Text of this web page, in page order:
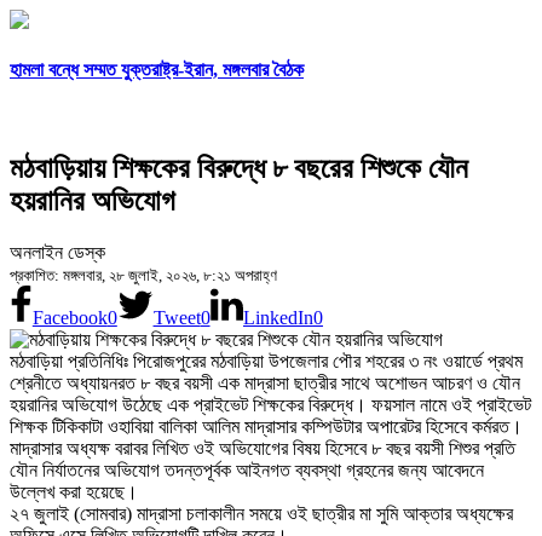
হামলা বন্ধে সম্মত যুক্তরাষ্ট্র-ইরান, মঙ্গলবার বৈঠক
মঠবাড়িয়ায় শিক্ষকের বিরুদ্ধে ৮ বছরের শিশুকে যৌন
হয়রানির অভিযোগ
অনলাইন ডেস্ক
প্রকাশিত: মঙ্গলবার, ২৮ জুলাই, ২০২৬, ৮:২১ অপরাহ্ণ
Facebook0 Tweet0 LinkedIn0
মঠবাড়িয়া প্রতিনিধিঃ পিরোজপুরের মঠবাড়িয়া উপজেলার পৌর শহরের ৩ নং ওয়ার্ডে প্রথম
শ্রেনীতে অধ্যায়নরত ৮ বছর বয়সী এক মাদ্রাসা ছাত্রীর সাথে অশোভন আচরণ ও যৌন
হয়রানির অভিযোগ উঠেছে এক প্রাইভেট শিক্ষকের বিরুদ্ধে। ফয়সাল নামে ওই প্রাইভেট
শিক্ষক টিকিকাটা ওহাবিয়া বালিকা আলিম মাদ্রাসার কম্পিউটার অপারেটর হিসেবে কর্মরত।
মাদ্রাসার অধ্যক্ষ বরাবর লিখিত ওই অভিযোগের বিষয় হিসেবে ৮ বছর বয়সী শিশুর প্রতি
যৌন নির্যাতনের অভিযোগ তদন্তপূর্বক আইনগত ব্যবস্থা গ্রহনের জন্য আবেদনে
উল্লেখ করা হয়েছে।
২৭ জুলাই (সোমবার) মাদ্রাসা চলাকালীন সময়ে ওই ছাত্রীর মা সুমি আক্তার অধ্যক্ষের